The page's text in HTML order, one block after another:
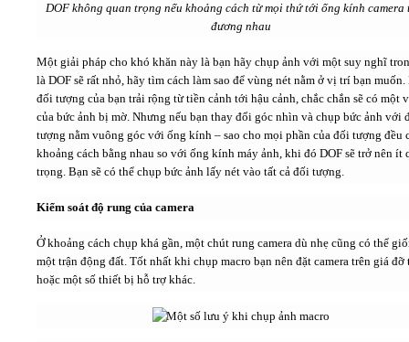
DOF không quan trọng nếu khoảng cách từ mọi thứ tới ống kính camera
đương nhau
Một giải pháp cho khó khăn này là bạn hãy chụp ảnh với một suy nghĩ
là DOF sẽ rất nhỏ, hãy tìm cách làm sao để vùng nét nằm ở vị trí bạn muốn.
đối tượng của bạn trải rộng từ tiền cảnh tới hậu cảnh, chắc chắn sẽ có một
của bức ảnh bị mờ. Nhưng nếu bạn thay đổi góc nhìn và chụp bức ảnh với
tượng nằm vuông góc với ống kính – sao cho mọi phần của đối tượng đều
khoảng cách bằng nhau so với ống kính máy ảnh, khi đó DOF sẽ trở nên ít
trọng. Bạn sẽ có thể chụp bức ảnh lấy nét vào tất cả đối tượng.
Kiểm soát độ rung của camera
Ở khoảng cách chụp khá gần, một chút rung camera dù nhẹ cũng có thể
một trận động đất. Tốt nhất khi chụp macro bạn nên đặt camera trên giá
hoặc một số thiết bị hỗ trợ khác.